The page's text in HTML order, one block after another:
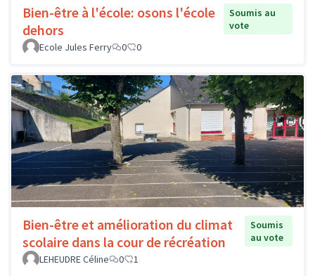
Bien-être à l'école: osons l'école
dehors
Soumis au
vote
Ecole Jules Ferry
0 0
Bien-être et amélioration du climat
scolaire dans la cour de récréation
Soumis
au vote
LEHEUDRE Céline
0 1